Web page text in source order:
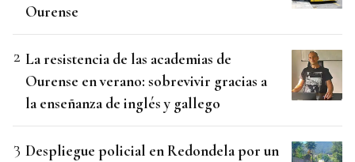
Ourense
La resistencia de las academias de
Ourense en verano: sobrevivir gracias a
la enseñanza de inglés y gallego
Despliegue policial en Redondela por un